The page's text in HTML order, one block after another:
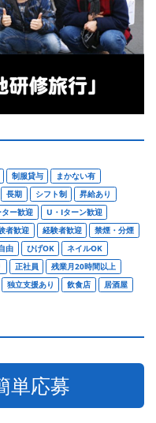
制服貸与
まかない有
長期 シフト制
昇給あり
ター歓迎
U・Iターン歓迎
者歓迎 経験者歓迎
禁煙・分煙
由 ひげOK
ネイルOK
正社員
残業月20時間以上
独立支援あり 飲食店
居酒屋
応募